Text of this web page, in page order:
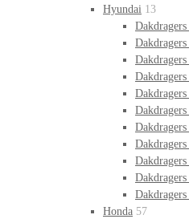
Hyundai 13
Honda 57